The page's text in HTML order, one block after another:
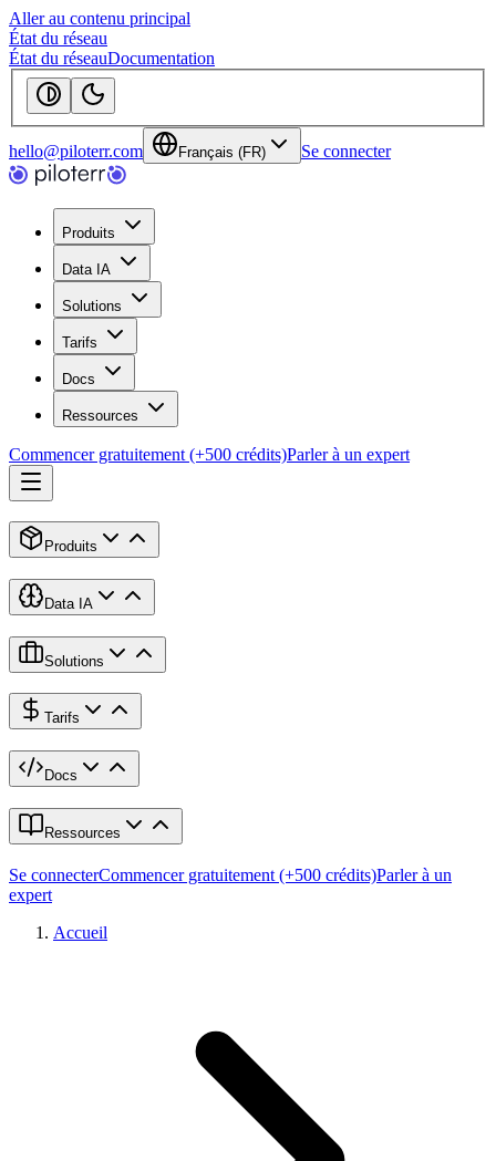
Aller au contenu principal
État du réseau
État du réseauDocumentation
hello@piloterr.com Français (FR) Se connecter
Produits
Data IA
Solutions
Tarifs
Docs
Ressources
Commencer gratuitement (+500 crédits)Parler à un expert
Produits
Data IA
Solutions
Tarifs
Docs
Ressources
Se connecterCommencer gratuitement (+500 crédits)Parler à un
expert
Accueil